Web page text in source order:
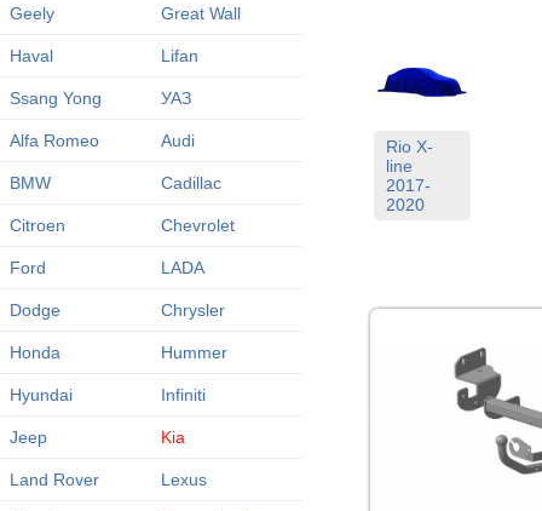
Geely Great Wall
Haval Lifan
Ssang Yong УАЗ
Alfa Romeo Audi
BMW Cadillac
Citroen Chevrolet
Ford LADA
Dodge Chrysler
Honda Hummer
Hyundai Infiniti
Jeep Kia
Land Rover Lexus
Rio X-
line
2017-
2020